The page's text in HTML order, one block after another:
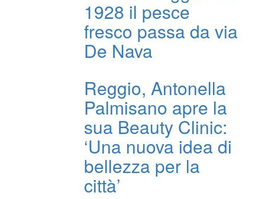
1928 il pesce
fresco passa da via
De Nava
Reggio, Antonella
Palmisano apre la
sua Beauty Clinic:
‘Una nuova idea di
bellezza per la
città’